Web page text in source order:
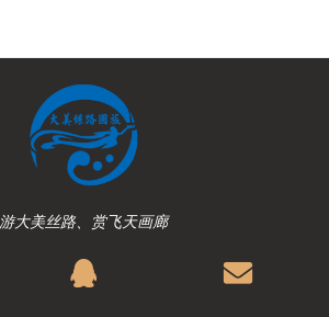
游大美丝路、赏飞天画廊